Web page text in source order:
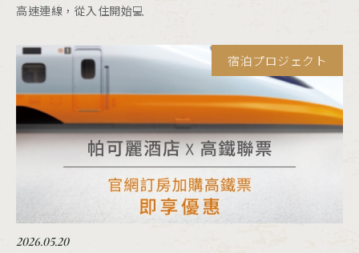
高速連線，從入住開始💻
宿泊プロジェクト
2026.05.20